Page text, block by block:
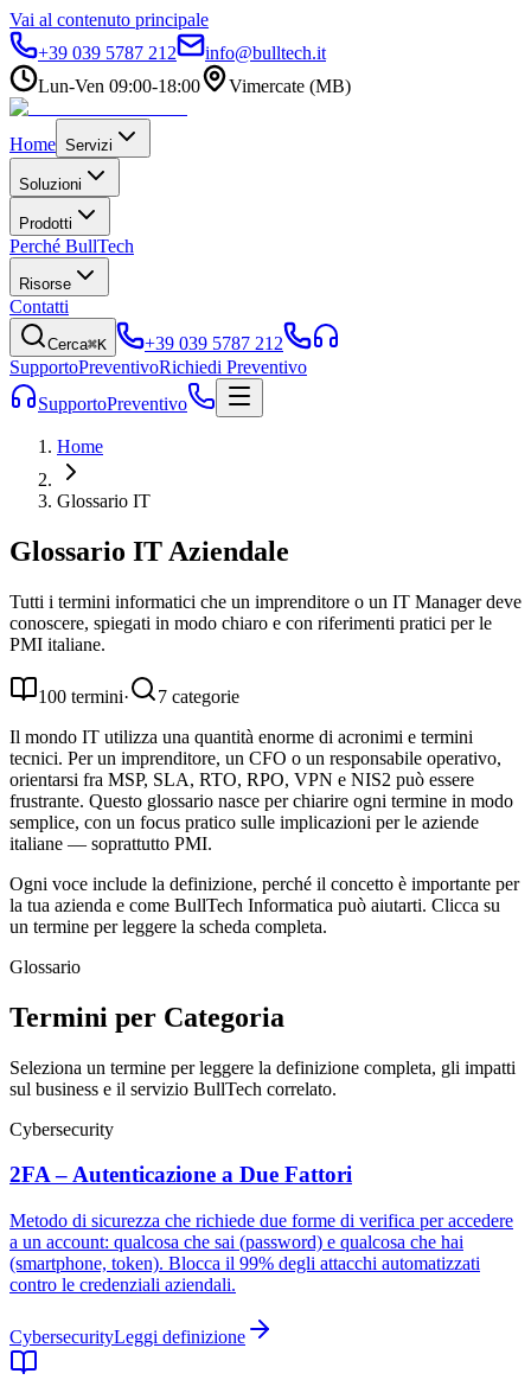
Vai al contenuto principale
+39 039 5787 212
info@bulltech.it
Lun-Ven 09:00-18:00
Vimercate (MB)
Home Servizi
Soluzioni
Prodotti
Perché BullTech
Risorse
Contatti
Cerca⌘K
+39 039 5787 212
SupportoPreventivoRichiedi Preventivo
SupportoPreventivo
Home
Glossario IT
Glossario IT Aziendale
Tutti i termini informatici che un imprenditore o un IT Manager deve
conoscere, spiegati in modo chiaro e con riferimenti pratici per le
PMI italiane.
100 termini· 7 categorie
Il mondo IT utilizza una quantità enorme di acronimi e termini
tecnici. Per un imprenditore, un CFO o un responsabile operativo,
orientarsi fra MSP, SLA, RTO, RPO, VPN e NIS2 può essere
frustrante. Questo glossario nasce per chiarire ogni termine in modo
semplice, con un focus pratico sulle implicazioni per le aziende
italiane — soprattutto PMI.
Ogni voce include la definizione, perché il concetto è importante per
la tua azienda e come BullTech Informatica può aiutarti. Clicca su
un termine per leggere la scheda completa.
Glossario
Termini per Categoria
Seleziona un termine per leggere la definizione completa, gli impatti
sul business e il servizio BullTech correlato.
Cybersecurity
2FA – Autenticazione a Due Fattori
Metodo di sicurezza che richiede due forme di verifica per accedere
a un account: qualcosa che sai (password) e qualcosa che hai
(smartphone, token). Blocca il 99% degli attacchi automatizzati
contro le credenziali aziendali.
CybersecurityLeggi definizione